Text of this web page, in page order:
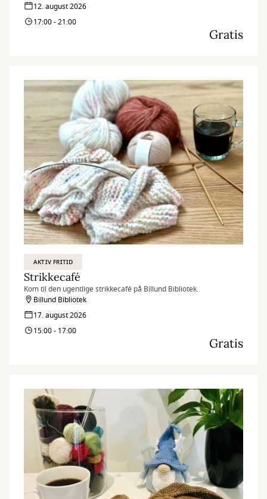
12. august 2026
17:00 - 21:00
Gratis
AKTIV FRITID
Strikkecafé
Kom til den ugentlige strikkecafé på Billund Bibliotek.
Billund Bibliotek
17. august 2026
15:00 - 17:00
Gratis